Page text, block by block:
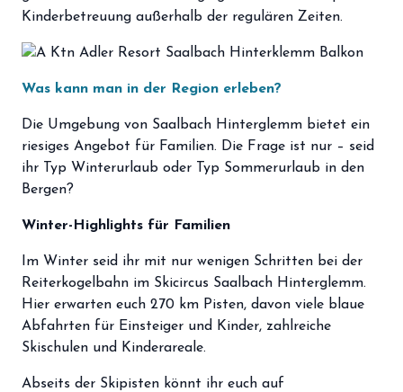
Kinderbetreuung außerhalb der regulären Zeiten.
Was kann man in der Region erleben?
Die Umgebung von Saalbach Hinterglemm bietet ein
riesiges Angebot für Familien. Die Frage ist nur – seid
ihr Typ Winterurlaub oder Typ Sommerurlaub in den
Bergen?
Winter-Highlights für Familien
Im Winter seid ihr mit nur wenigen Schritten bei der
Reiterkogelbahn im Skicircus Saalbach Hinterglemm.
Hier erwarten euch 270 km Pisten, davon viele blaue
Abfahrten für Einsteiger und Kinder, zahlreiche
Skischulen und Kinderareale.
Abseits der Skipisten könnt ihr euch auf